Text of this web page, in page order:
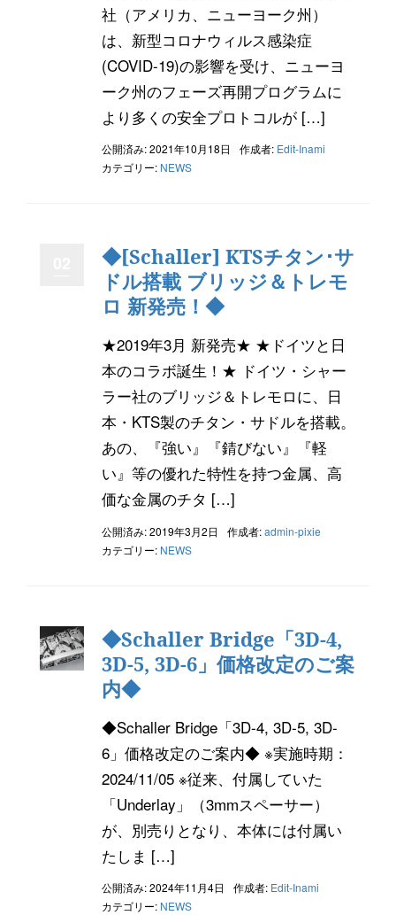
社（アメリカ、ニューヨーク州）
は、新型コロナウィルス感染症
(COVID-19)の影響を受け、ニューヨ
ーク州のフェーズ再開プログラムに
より多くの安全プロトコルが […]
公開済み: 2021年10月18日 作成者: Edit-Inami
カテゴリー: NEWS
◆[Schaller] KTSチタン･サ
ドル搭載 ブリッジ＆トレモ
ロ 新発売！◆
★2019年3月 新発売★ ★ドイツと日
本のコラボ誕生！★ ドイツ・シャー
ラー社のブリッジ＆トレモロに、日
本・KTS製のチタン・サドルを搭載。
あの、『強い』『錆びない』『軽
い』等の優れた特性を持つ金属、高
価な金属のチタ […]
公開済み: 2019年3月2日 作成者:admin-pixie
カテゴリー: NEWS
◆Schaller Bridge「3D-4,
3D-5, 3D-6」価格改定のご案
内◆
◆Schaller Bridge「3D-4, 3D-5, 3D-
6」価格改定のご案内◆ ※実施時期：
2024/11/05 ※従来、付属していた
「Underlay」（3mmスペーサー）
が、別売りとなり、本体には付属い
たしま […]
公開済み: 2024年11月4日 作成者: Edit-Inami
カテゴリー: NEWS